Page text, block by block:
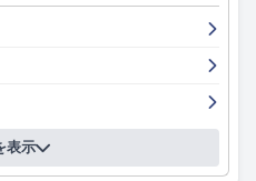
とモダンなアメニティを融合
イタリアの歴史に触れたい人に
み出しています。施設は、デザ
維持しており、親密でパーソナ
す。
地元の特産品、グルテンフリー
質で広く称賛されており、エレ
の良いテラスで提供されること
夕食も楽しめますが、メニュー
もあります。近くの
追加のおすすめです。
申し分のないほど清潔で、ミニ
表示